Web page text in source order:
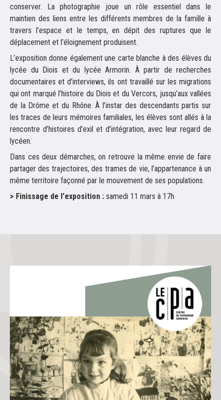
conserver. La photographie joue un rôle essentiel dans le
maintien des liens entre les différents membres de la famille à
travers l’espace et le temps, en dépit des ruptures que le
déplacement et l’éloignement produisent.
L’exposition donne également une carte blanche à des élèves du
lycée du Diois et du lycée Armorin. À partir de recherches
documentaires et d’interviews, ils ont travaillé sur les migrations
qui ont marqué l’histoire du Diois et du Vercors, jusqu’aux vallées
de la Drôme et du Rhône. À l’instar des descendants partis sur
les traces de leurs mémoires familiales, les élèves sont allés à la
rencontre d’histoires d’exil et d’intégration, avec leur regard de
lycéen.
Dans ces deux démarches, on retrouve la même envie de faire
partager des trajectoires, des trames de vie, l’appartenance à un
même territoire façonné par le mouvement de ses populations.
> Finissage de l'exposition : samedi 11 mars à 17h